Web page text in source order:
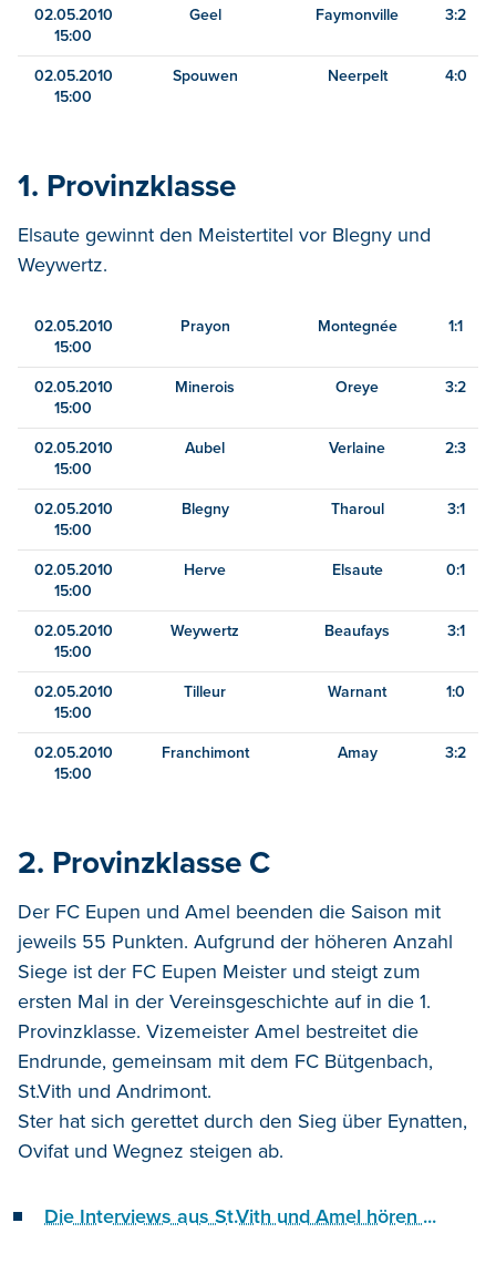
02.05.2010
15:00
Geel Faymonville 3:2
02.05.2010
15:00
Spouwen Neerpelt 4:0
1. Provinzklasse
Elsaute gewinnt den Meistertitel vor Blegny und
Weywertz.
02.05.2010
15:00
Prayon Montegnée 1:1
02.05.2010
15:00
Minerois Oreye 3:2
02.05.2010
15:00
Aubel Verlaine 2:3
02.05.2010
15:00
Blegny Tharoul 3:1
02.05.2010
15:00
Herve Elsaute 0:1
02.05.2010
15:00
Weywertz Beaufays 3:1
02.05.2010
15:00
Tilleur Warnant 1:0
02.05.2010
15:00
Franchimont Amay 3:2
2. Provinzklasse C
Der FC Eupen und Amel beenden die Saison mit
jeweils 55 Punkten. Aufgrund der höheren Anzahl
Siege ist der FC Eupen Meister und steigt zum
ersten Mal in der Vereinsgeschichte auf in die 1.
Provinzklasse. Vizemeister Amel bestreitet die
Endrunde, gemeinsam mit dem FC Bütgenbach,
St.Vith und Andrimont.
Ster hat sich gerettet durch den Sieg über Eynatten,
Ovifat und Wegnez steigen ab.
Die Interviews aus St.Vith und Amel hören ...